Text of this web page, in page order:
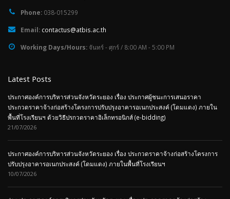
Working Days/Hours:
Latest Posts
พื้นที่โรงเรียนฯ ด้วยวิธีปรกวดราคาอิเล็กทรอนิกส์ (e-bidding)
ประกาศองค์การบริหารส่วนจังหวัดระยอง เรื่อง ประกวดราคาจ้างก่อสร้างโครงการ
ปรับปรุงอาคารอเนกประสงค์ (โดมแดง) ภายในพื้นที่โรงเรียนฯ
10/07/2026
ร่าง ประกาศ องค์การบริหารส่วนจังหวัดระยอง เรื่อง ประกวดราคาจ้างก่อสร้าง
โครงการปรับปรุงอาคารอเนกประสงค์ (โดมแดง) ภายในพื้นที่โรงเรียนฯ
06/06/2026